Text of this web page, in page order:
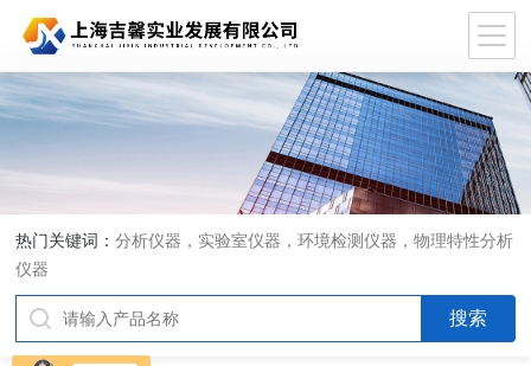
热门关键词：分析仪器，实验室仪器，环境检测仪器，物理特性分析
仪器